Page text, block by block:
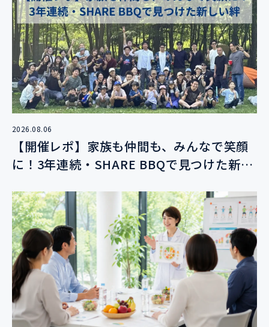
2026.08.06
【開催レポ】家族も仲間も、みんなで笑顔
に！3年連続・SHARE BBQで見つけた新し